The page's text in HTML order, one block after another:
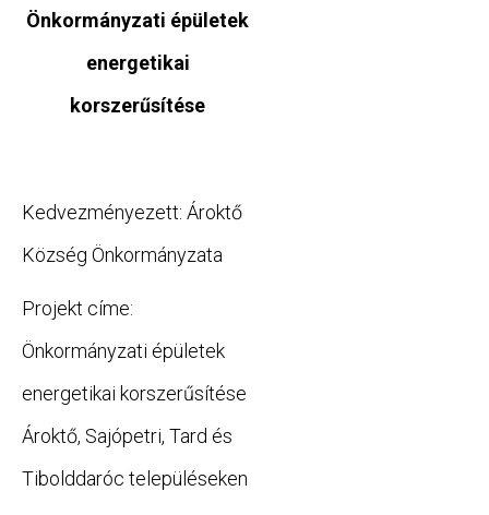
Önkormányzati épületek
energetikai
korszerűsítése
Kedvezményezett: Ároktő
Község Önkormányzata
Projekt címe:
Önkormányzati épületek
energetikai korszerűsítése
Ároktő, Sajópetri, Tard és
Tibolddaróc településeken